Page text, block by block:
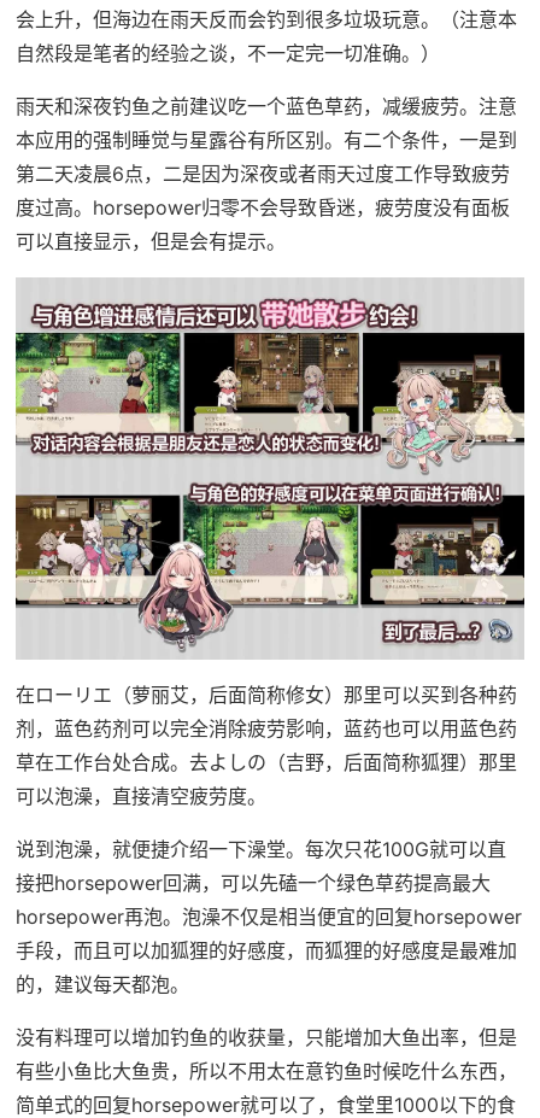
会上升，但海边在雨天反而会钓到很多垃圾玩意。（注意本
自然段是笔者的经验之谈，不一定完一切准确。）
雨天和深夜钓鱼之前建议吃一个蓝色草药，减缓疲劳。注意
本应用的强制睡觉与星露谷有所区别。有二个条件，一是到
第二天凌晨6点，二是因为深夜或者雨天过度工作导致疲劳
度过高。horsepower归零不会导致昏迷，疲劳度没有面板
可以直接显示，但是会有提示。
在ローリエ（萝丽艾，后面简称修女）那里可以买到各种药
剂，蓝色药剂可以完全消除疲劳影响，蓝药也可以用蓝色药
草在工作台处合成。去よしの（吉野，后面简称狐狸）那里
可以泡澡，直接清空疲劳度。
说到泡澡，就便捷介绍一下澡堂。每次只花100G就可以直
接把horsepower回满，可以先磕一个绿色草药提高最大
horsepower再泡。泡澡不仅是相当便宜的回复horsepower
手段，而且可以加狐狸的好感度，而狐狸的好感度是最难加
的，建议每天都泡。
没有料理可以增加钓鱼的收获量，只能增加大鱼出率，但是
有些小鱼比大鱼贵，所以不用太在意钓鱼时候吃什么东西，
简单式的回复horsepower就可以了，食堂里1000以下的食